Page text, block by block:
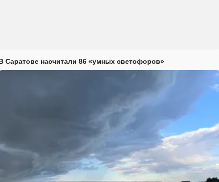
Саратове насчитали 86 «умных светофоров»